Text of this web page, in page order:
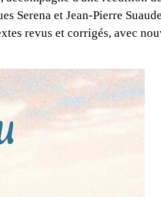
et Jean-Pierre
revus et corrigés, avec